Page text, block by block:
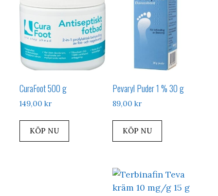
CuraFoot 500 g
149,00 kr
KÖP NU
Pevaryl Puder 1 % 30 g
89,00kr
KÖP NU